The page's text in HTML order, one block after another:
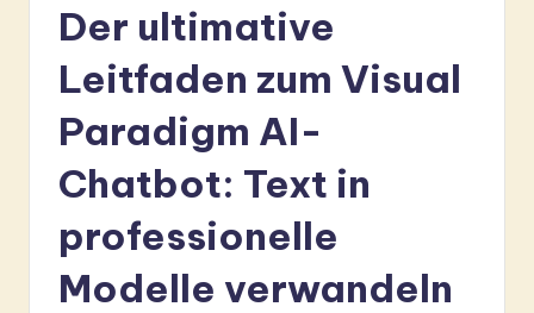
A
G
m
Der ultimative
Leitfaden zum Visual
Paradigm AI-
Chatbot: Text in
professionelle
Modelle verwandeln